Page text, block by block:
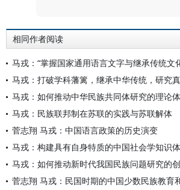
相同作者阅读
马戎：“掌握国家通用语言文字与继承传统文
马戎：如何推动中华民族共同体研究的理论
马戎：民族联邦制在苏联的实践与苏联解体
菅志翔 马戎：中国语言政策的历史演变
马戎：构建具有自身特质的中国社会学知识
马戎：如何推动新时代我国民族问题研究的
菅志翔 马戎：民国时期的中国少数民族教育